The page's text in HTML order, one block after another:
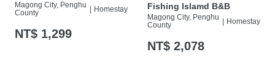
Magong City, Penghu
County
| Homestay
NT$ 1,299
Fishing Islamd B&B
Magong City, Penghu
County
| Homestay
NT$ 2,078